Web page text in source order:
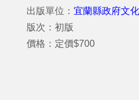
出版單位： 宜蘭縣政府文
版次：初版
價格：定價$700